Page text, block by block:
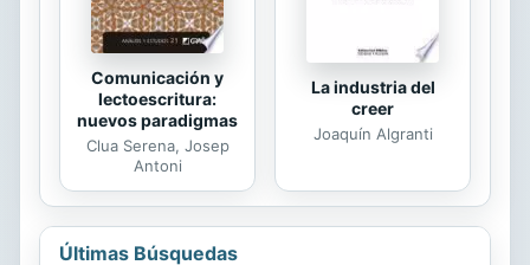
Comunicación y
lectoescritura:
nuevos paradigmas
Clua Serena, Josep
Antoni
La industria del
creer
Joaquín Algranti
Últimas Búsquedas